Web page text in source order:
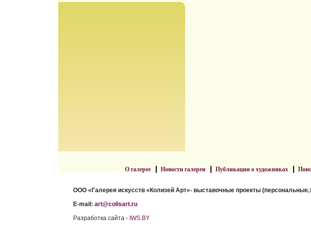
О галерее Новости галереи Публикации о художниках
ООО «Галерея искусств «Колизей Арт»- выставочные проекты
E-mail: art@colisart.ru
Разработка сайта - IWS.BY